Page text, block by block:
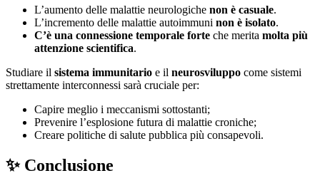
L’aumento delle malattie neurologiche non è casuale.
L’incremento delle malattie autoimmuni non è isolato.
C’è una connessione temporale forte che merita molta più
attenzione scientifica.
Studiare il sistema immunitario e il neurosviluppo come sistemi
strettamente interconnessi sarà cruciale per:
Capire meglio i meccanismi sottostanti;
Prevenire l’esplosione futura di malattie croniche;
Creare politiche di salute pubblica più consapevoli.
✨ Conclusione